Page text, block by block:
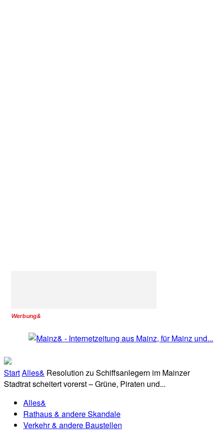
Werbung&
StartAlles& Resolution zu Schiffsanlegern im Mainzer
Stadtrat scheitert vorerst – Grüne, Piraten und...
Alles&
Rathaus & andere Skandale
Verkehr & andere Baustellen